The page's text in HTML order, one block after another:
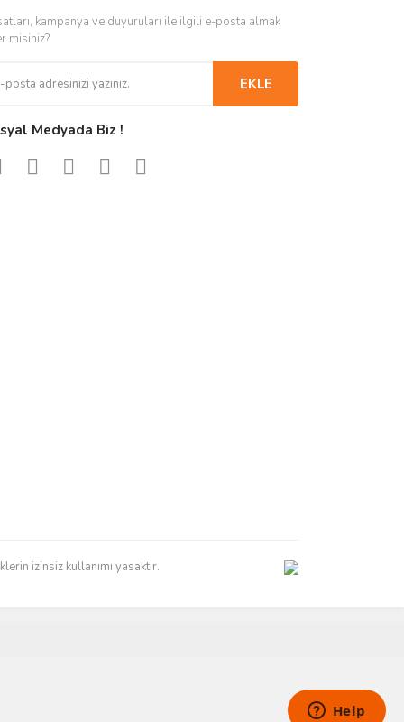
kampanya ve duyuruları ile ilgili e-posta almak
misiniz?
EKLE
Medyada Biz !
izinsiz kullanımı yasaktır.